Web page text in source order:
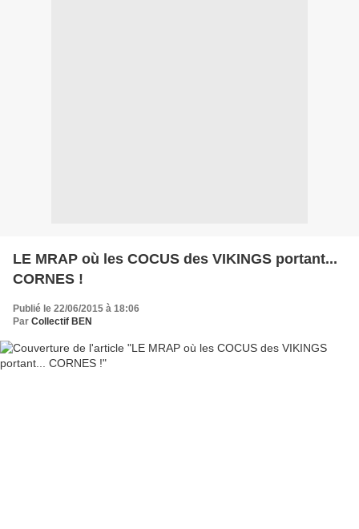
LE MRAP où les COCUS des VIKINGS portant...
CORNES !
Publié le 22/06/2015 à 18:06
Par Collectif BEN